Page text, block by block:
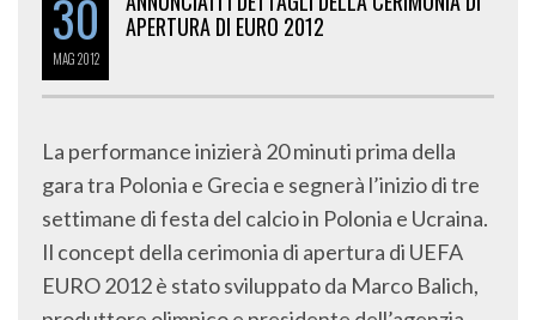
30
MAG2012
APERTURA DI EURO 2012
La performance inizierà 20 minuti prima della
gara tra Polonia e Grecia e segnerà l’inizio di tre
settimane di festa del calcio in Polonia e Ucraina.
Il concept della cerimonia di apertura di UEFA
EURO 2012 è stato sviluppato da Marco Balich,